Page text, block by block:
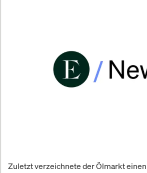
Zuletzt verzeichnete der Ölmarkt